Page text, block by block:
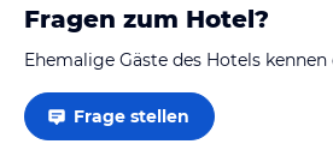
Fragen zum Hotel?
Ehemalige Gäste des Hotels
Frage stellen